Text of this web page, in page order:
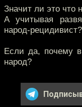
Значит ли это что
А учитывая
народ-рецидивист?
Если да, почему
народ?